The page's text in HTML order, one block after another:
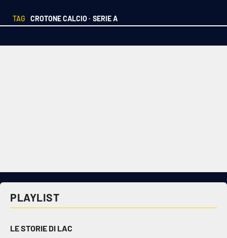
Podcast
Cultura
Economia e Lavoro
Politica
TAG CROTONE CALCIO · SERIE A
PLAYLIST
LE STORIE DI LAC